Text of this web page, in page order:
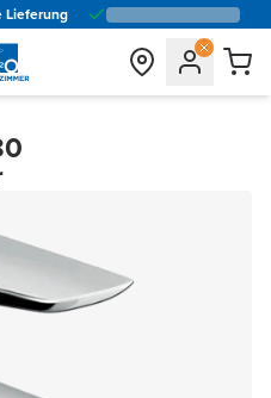
Lieferung